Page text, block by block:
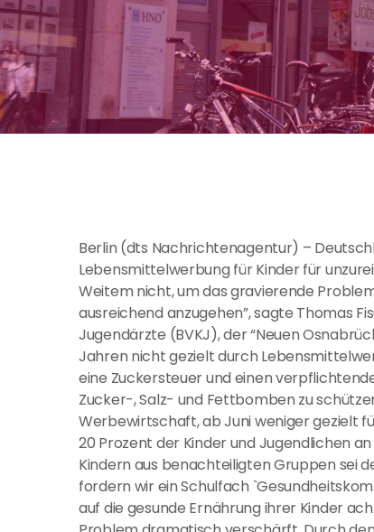
Berlin (dts Nachrichtenagentur) –
Lebensmittelwerbung für Kinder für
Weitem nicht, um das gravierende
ausreichend anzugehen”, sagte Thomas
Jugendärzte (BVKJ), der “Neuen
Jahren nicht gezielt durch
eine Zuckersteuer und einen
Zucker-, Salz- und Fettbomben zu
Werbewirtschaft, ab Juni weniger gezielt
20 Prozent der Kinder und Jugendlichen
Kindern aus benachteiligten Gruppen sei
fordern wir ein Schulfach
auf die gesunde Ernährung ihrer Kinder